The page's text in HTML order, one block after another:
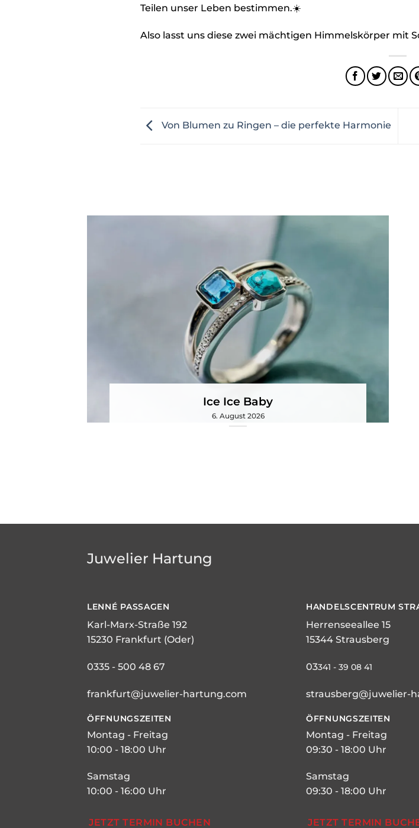
Teilen unser Leben bestimmen.☀️
Also lasst uns diese zwei mächtigen Himmelskörper mit
Von Blumen zu Ringen – die perfekte Harmonie
Ice Ice Baby
6. August 2026
Juwelier Hartung
LENNÉ PASSAGEN
Karl-Marx-Straße 192
15230 Frankfurt (Oder)
0335 - 500 48 67
frankfurt@juwelier-hartung.com
ÖFFNUNGSZEITEN
Montag - Freitag
10:00 - 18:00 Uhr
Samstag
10:00 - 16:00 Uhr
JETZT TERMIN BUCHEN
HANDELSCENTRUM
Herrenseeallee 15
15344 Strausberg
03341 - 39 08 41
strausberg@juwelier-
ÖFFNUNGSZEITEN
Montag - Freitag
09:30 - 18:00 Uhr
Samstag
09:30 - 18:00 Uhr
JETZT TERMIN